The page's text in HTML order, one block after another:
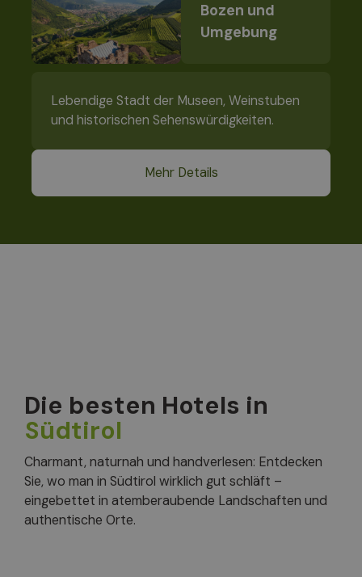
Bozen und
Umgebung
Lebendige Stadt der Museen, Weinstuben
und historischen Sehenswürdigkeiten.
Mehr Details
Die besten Hotels in
Südtirol
Charmant, naturnah und handverlesen: Entdecken
Sie, wo man in Südtirol wirklich gut schläft –
eingebettet in atemberaubende Landschaften und
authentische Orte.